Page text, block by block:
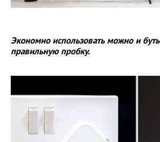
Экономно использовать можно и
правильную пробку.